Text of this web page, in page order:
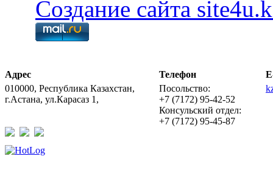
Создание сайта
Адрес
010000, Республика Казахстан,
г.Астана, ул.Карасаз 1,
Телефон
Посольство:
+7 (7172) 95-42-52
Консульский отдел:
+7 (7172) 95-45-87